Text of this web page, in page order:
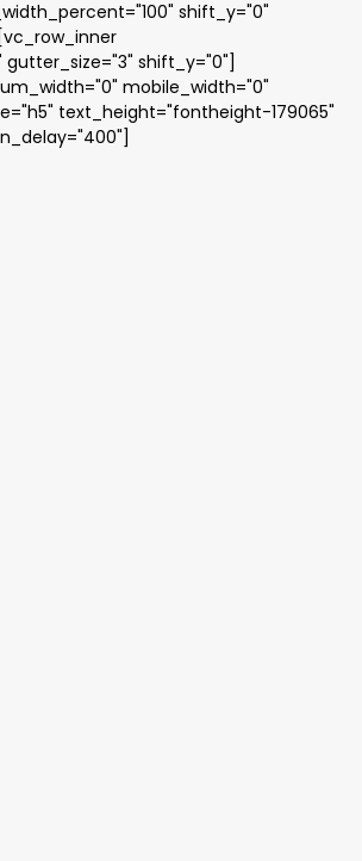
shift_y="0"
shift_y="0"]
mobile_width="0"
text_height="fontheight-179065"